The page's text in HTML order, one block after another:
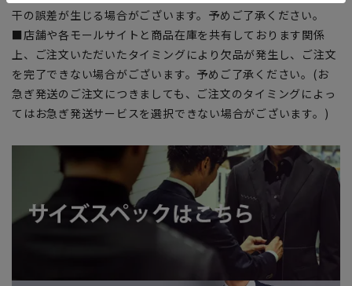
干の誤差が生じる場合がございます。予めご了承ください。
■店舗や各モールサイトと商品在庫を共有しております関係
上、ご注文いただいたタイミングにより欠品が発生し、ご注文
を完了できない場合がございます。予めご了承ください。(お
急ぎ発送のご注文につきましても、ご注文のタイミングによっ
てはお急ぎ発送サービスを選択できない場合がございます。)